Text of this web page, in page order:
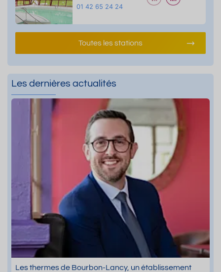
01 42 65 24 24
Toutes les stations
Les dernières actualités
Les thermes de Bourbon-Lancy, un établissement